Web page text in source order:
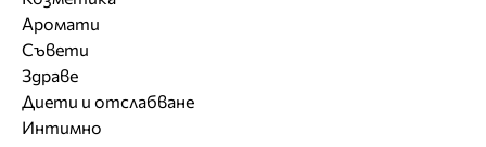
Аромати
Съвети
Здраве
Диети и отслабване
Интимно